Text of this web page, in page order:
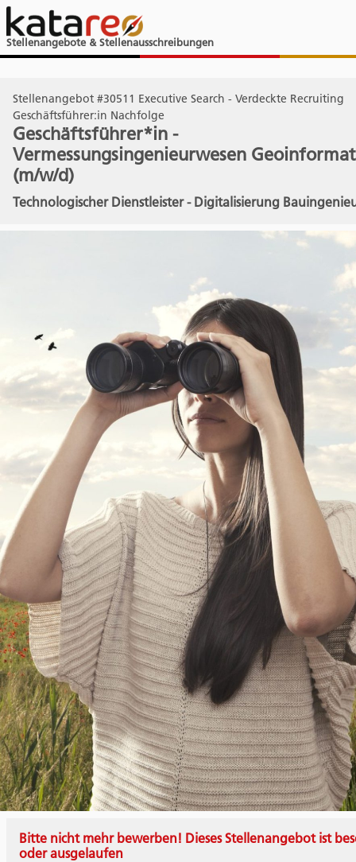
Stellenangebote & Stellenausschreibungen
Stellenangebot #30511 Executive Search - Verdeckte Recruiting
Geschäftsführer:in Nachfolge
Geschäftsführer*in -
Vermessungsingenieurwesen
(m/w/d)
Technologischer Dienstleister - Digitalisierung
Bitte nicht mehr bewerben! Dieses Stellenangebot ist
oder ausgelaufen